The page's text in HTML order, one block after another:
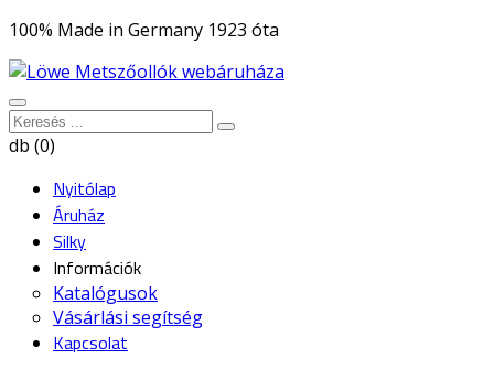
100% Made in Germany 1923 óta
db (0)
Nyitólap
Áruház
Silky
Információk
Katalógusok
Vásárlási segítség
Kapcsolat